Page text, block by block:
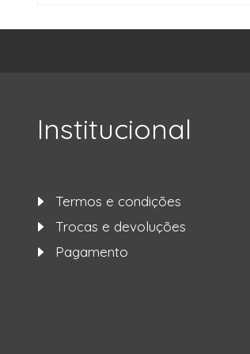
Institucional
Termos e condições
Trocas e devoluções
Pagamento